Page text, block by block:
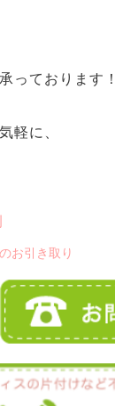
っております！
軽に、
お引き取り